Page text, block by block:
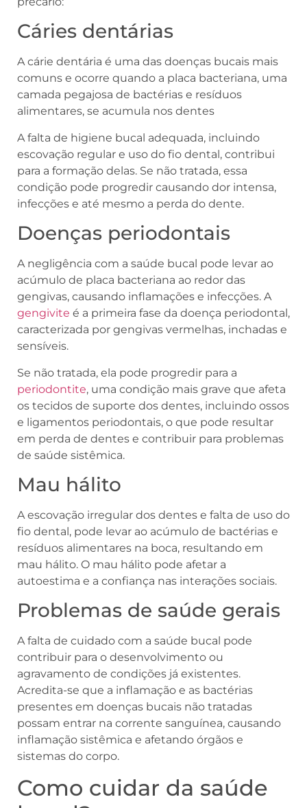
Cáries dentárias
A cárie dentária é uma das doenças bucais mais
comuns e ocorre quando a placa bacteriana, uma
camada pegajosa de bactérias e resíduos
alimentares, se acumula nos dentes
A falta de higiene bucal adequada, incluindo
escovação regular e uso do fio dental, contribui
para a formação delas. Se não tratada, essa
condição pode progredir causando dor intensa,
infecções e até mesmo a perda do dente.
Doenças periodontais
A negligência com a saúde bucal pode levar ao
acúmulo de placa bacteriana ao redor das
gengivas, causando inflamações e infecções. A
gengivite é a primeira fase da doença periodontal,
caracterizada por gengivas vermelhas, inchadas e
sensíveis.
Se não tratada, ela pode progredir para a
periodontite, uma condição mais grave que afeta
os tecidos de suporte dos dentes, incluindo ossos
e ligamentos periodontais, o que pode resultar
em perda de dentes e contribuir para problemas
de saúde sistêmica.
Mau hálito
A escovação irregular dos dentes e falta de uso do
fio dental, pode levar ao acúmulo de bactérias e
resíduos alimentares na boca, resultando em
mau hálito. O mau hálito pode afetar a
autoestima e a confiança nas interações sociais.
Problemas de saúde gerais
A falta de cuidado com a saúde bucal pode
contribuir para o desenvolvimento ou
agravamento de condições já existentes.
Acredita-se que a inflamação e as bactérias
presentes em doenças bucais não tratadas
possam entrar na corrente sanguínea, causando
inflamação sistêmica e afetando órgãos e
sistemas do corpo.
Como cuidar da saúde